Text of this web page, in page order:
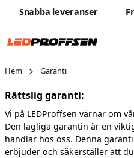
Snabba leveranser
Hem Garanti
Rättslig garanti:
Vi på LEDProffsen värnar om
Den lagliga garantin är en
handlar hos oss. Denna
erbjuder och säkerställer att